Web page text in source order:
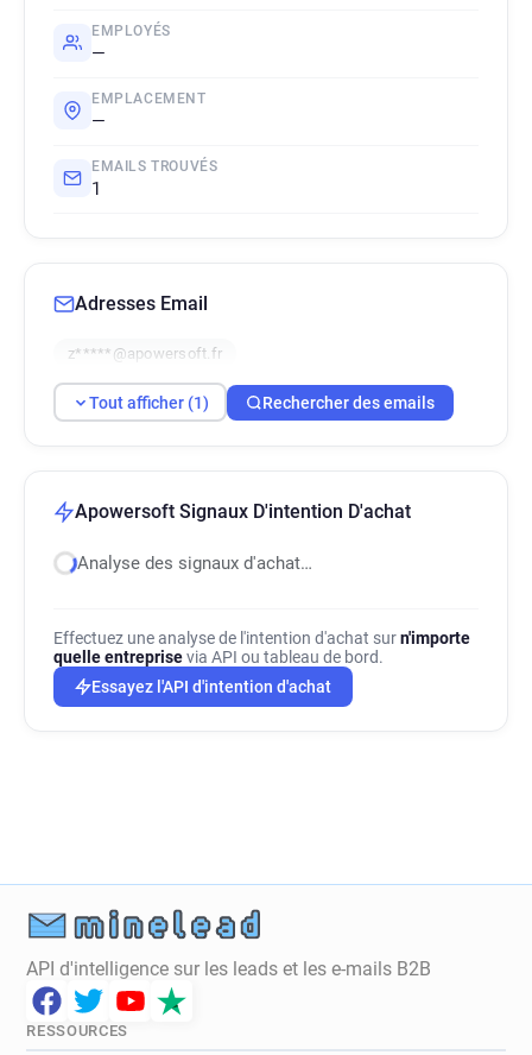
EMPLOYÉS
—
EMPLACEMENT
—
EMAILS TROUVÉS
1
Adresses Email
z*****@apowersoft.fr
Tout afficher (1) Rechercher des emails
Apowersoft Signaux D'intention D'achat
Analyse des signaux d'achat…
Effectuez une analyse de l'intention d'achat surn'importe
quelle entreprisevia API ou tableau de bord.
Essayez l'API d'intention d'achat
API d'intelligence sur les leads et les e-mails B2B
RESSOURCES